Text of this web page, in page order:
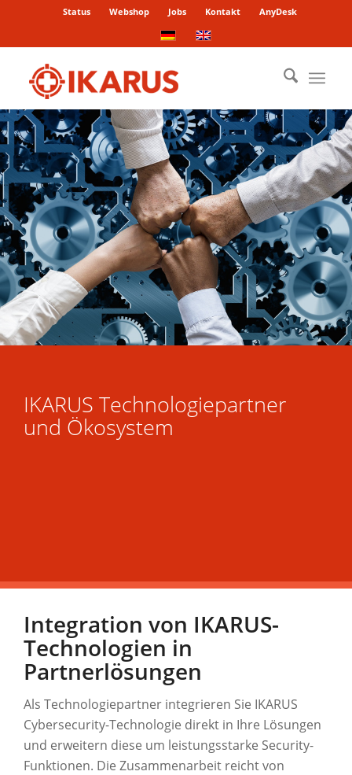
Status Webshop Jobs Kontakt AnyDesk
IKARUS Technologiepartner
und Ökosystem
Integration von IKARUS-
Technologien in
Partnerlösungen
Als Technologiepartner integrieren Sie IKARUS
Cybersecurity-Technologie direkt in Ihre Lösungen
und erweitern diese um leistungsstarke Security-
Funktionen. Die Zusammenarbeit reicht von